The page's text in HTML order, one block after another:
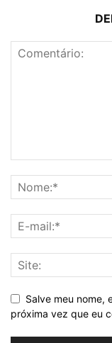
Salve meu nome,
próxima vez que eu